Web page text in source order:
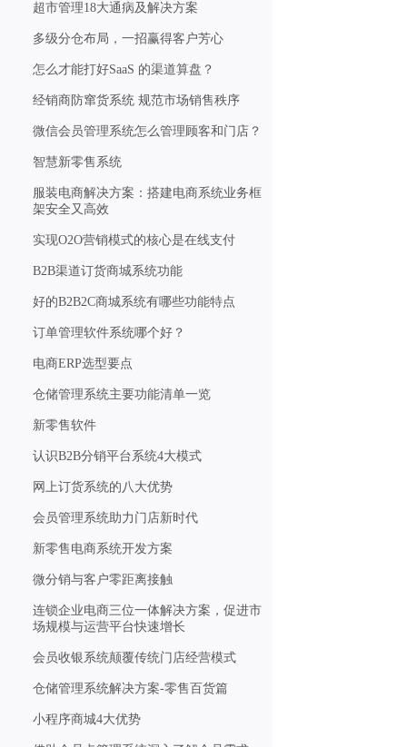
超市管理18大通病及解决方案
多级分仓布局，一招赢得客户芳心
怎么才能打好SaaS 的渠道算盘？
经销商防窜货系统 规范市场销售秩序
微信会员管理系统怎么管理顾客和门店？
智慧新零售系统
服装电商解决方案：搭建电商系统业务框
架安全又高效
实现O2O营销模式的核心是在线支付
B2B渠道订货商城系统功能
好的B2B2C商城系统有哪些功能特点
订单管理软件系统哪个好？
电商ERP选型要点
仓储管理系统主要功能清单一览
新零售软件
认识B2B分销平台系统4大模式
网上订货系统的八大优势
会员管理系统助力门店新时代
新零售电商系统开发方案
微分销与客户零距离接触
连锁企业电商三位一体解决方案，促进市
场规模与运营平台快速增长
会员收银系统颠覆传统门店经营模式
仓储管理系统解决方案-零售百货篇
小程序商城4大优势